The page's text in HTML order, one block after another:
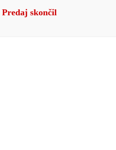
Predaj skončil